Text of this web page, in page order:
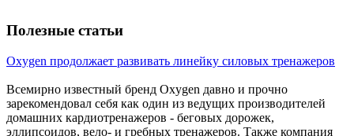
Полезные статьи
Oxygen продолжает развивать линейку силовых тренажеров
Всемирно известный бренд Oxygen давно и прочно
зарекомендовал себя как один из ведущих производителей
домашних кардиотренажеров - беговых дорожек,
эллипсоидов, вело- и гребных тренажеров. Также компания